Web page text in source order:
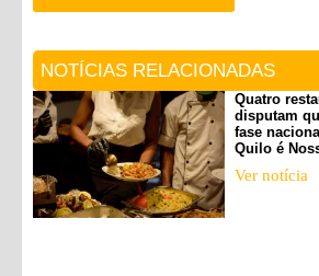
NOTÍCIAS RELACIONADAS
Quatro
disputam
fase
Quilo é
Ver notícia